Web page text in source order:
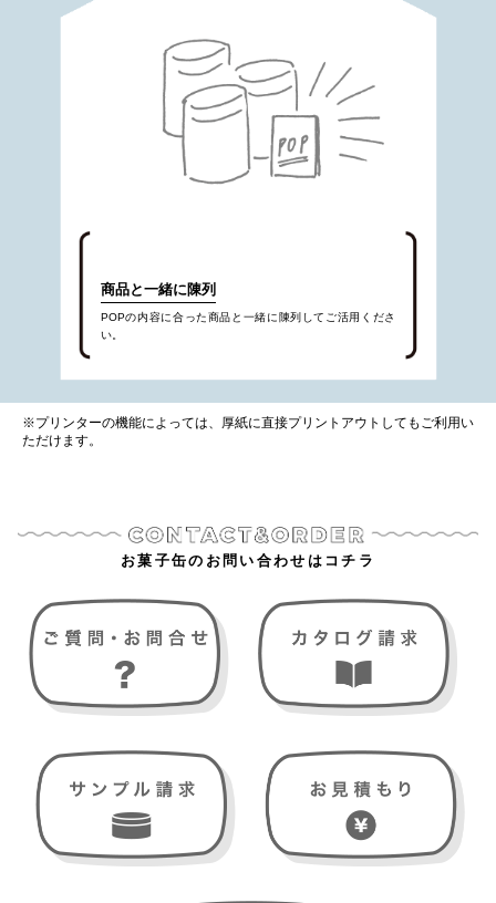
商品と一緒に陳列
POPの内容に合った商品と一緒に陳列してご活用くださ
い。
※プリンターの機能によっては、厚紙に直接プリントアウトしてもご利用い
ただけます。
お菓子缶のお問い合わせはコチラ